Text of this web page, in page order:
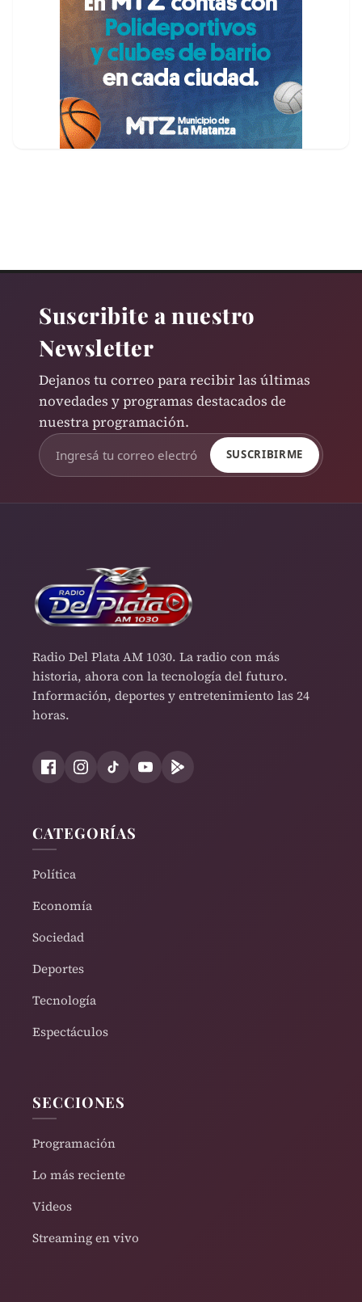
Suscribite a nuestro
Newsletter
Dejanos tu correo para recibir las últimas
novedades y programas destacados de
nuestra programación.
SUSCRIBIRME
Radio Del Plata AM 1030. La radio con más
historia, ahora con la tecnología del futuro.
Información, deportes y entretenimiento las 24
horas.
CATEGORÍAS
Política
Economía
Sociedad
Deportes
Tecnología
Espectáculos
SECCIONES
Programación
Lo más reciente
Videos
Streaming en vivo